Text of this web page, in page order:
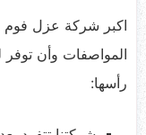
اكبر شركة عزل فوم
المواصفات وأن توفر
رأسها: